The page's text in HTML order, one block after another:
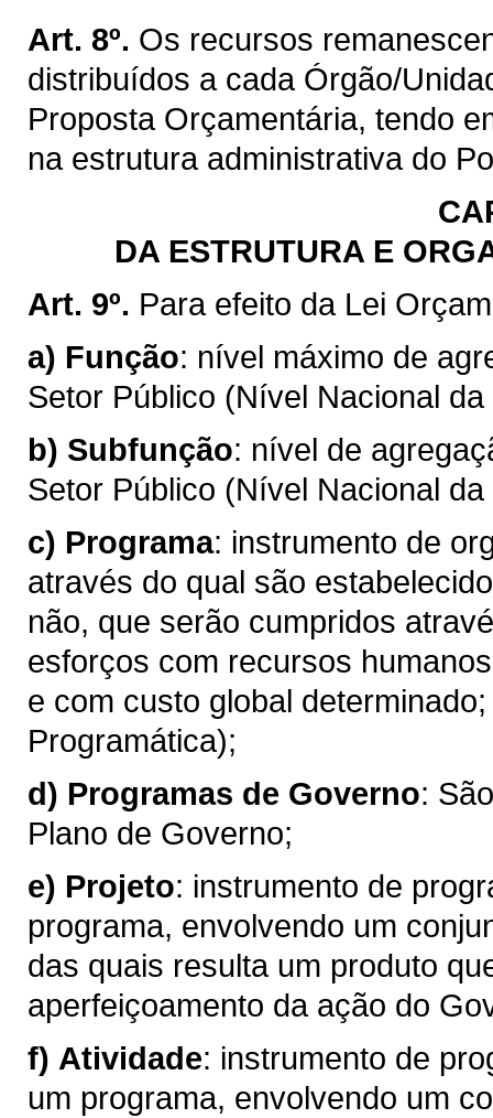
Art. 8º. Os recursos
distribuídos a cada Órgão/
Proposta Orçamentária, tendo
na estrutura administrativa do
DA ESTRUTURA E
Art. 9º. Para efeito da Lei
a) Função: nível máximo de
Setor Público (Nível Nacional
b) Subfunção: nível de
Setor Público (Nível Nacional
c) Programa: instrumento de
através do qual são
não, que serão cumpridos
esforços com recursos
e com custo global
Programática);
d) Programas de Governo:
Plano de Governo;
e) Projeto: instrumento de
programa, envolvendo um
das quais resulta um produto
aperfeiçoamento da ação do
f) Atividade: instrumento de
um programa, envolvendo um